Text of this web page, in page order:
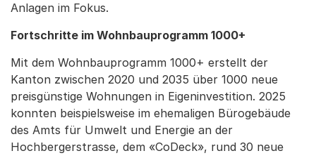
Anlagen im Fokus.
Fortschritte im Wohnbauprogramm 1000+
Mit dem Wohnbauprogramm 1000+ erstellt der
Kanton zwischen 2020 und 2035 über 1000 neue
preisgünstige Wohnungen in Eigeninvestition. 2025
konnten beispielsweise im ehemaligen Bürogebäude
des Amts für Umwelt und Energie an der
Hochbergerstrasse, dem «CoDeck», rund 30 neue